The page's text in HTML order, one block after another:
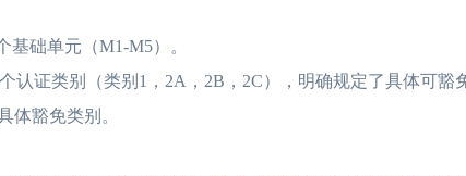
础单元（M1-M5）。
证类别（类别1，2A，2B，2C），明确规定了具体可豁
体豁免类别。